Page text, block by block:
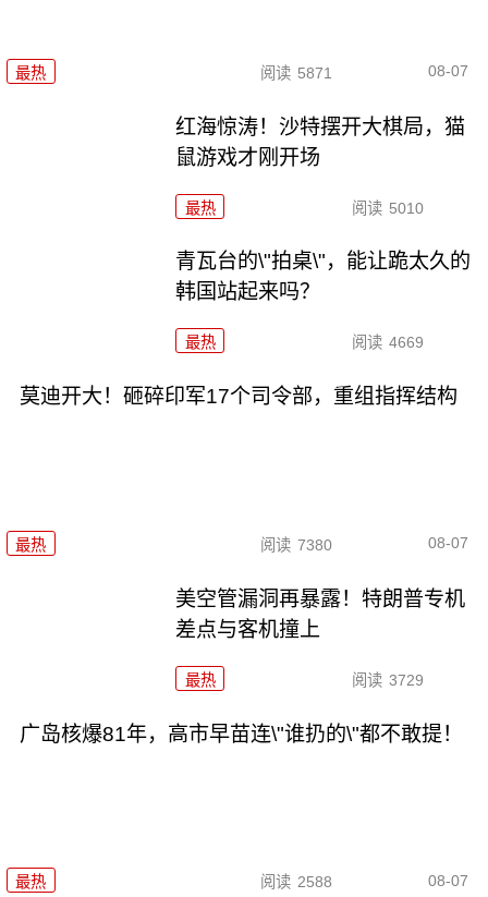
最热 阅读 5871 08-07
红海惊涛！沙特摆开大棋局，猫
鼠游戏才刚开场
最热 阅读 5010
青瓦台的\"拍桌\"，能让跪太久的
韩国站起来吗？
最热 阅读 4669
莫迪开大！砸碎印军17个司令部，重组指挥结构
最热 阅读 7380 08-07
美空管漏洞再暴露！特朗普专机
差点与客机撞上
最热 阅读 3729
广岛核爆81年，高市早苗连\"谁扔的\"都不敢提！
最热 阅读 2588 08-07